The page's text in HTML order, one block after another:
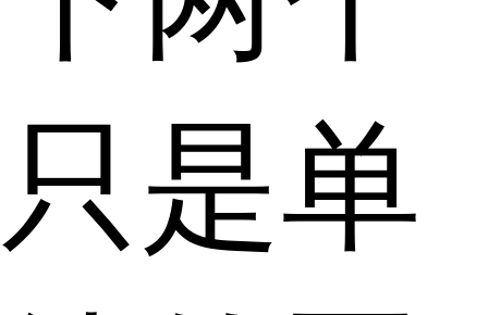
只是单